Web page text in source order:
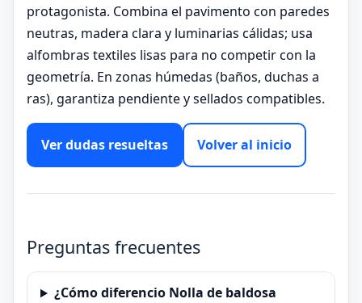
protagonista. Combina el pavimento con paredes
neutras, madera clara y luminarias cálidas; usa
alfombras textiles lisas para no competir con la
geometría. En zonas húmedas (baños, duchas a
ras), garantiza pendiente y sellados compatibles.
Ver dudas resueltas Volver al inicio
Preguntas frecuentes
¿Cómo diferencio Nolla de baldosa